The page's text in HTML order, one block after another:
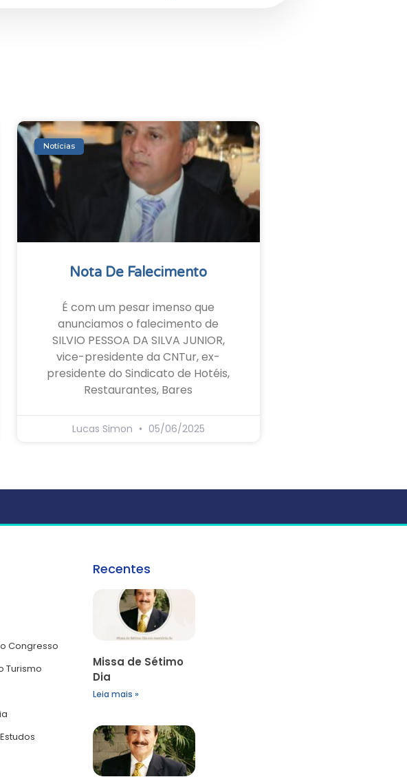
Notícias
Nota De Falecimento
É com um pesar imenso que
anunciamos o falecimento de
SILVIO PESSOA DA SILVA JUNIOR,
vice-presidente da CNTur, ex-
presidente do Sindicato de Hotéis,
Restaurantes, Bares
Lucas Simon 05/06/2025
Congresso
Turismo
Recentes
Missa de Sétimo
Dia
Leia mais »